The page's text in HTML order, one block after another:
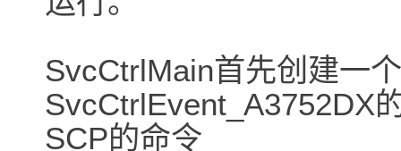
SvcCtrlMain首先创建一
SvcCtrlEvent_A3752DX
SCP的命令